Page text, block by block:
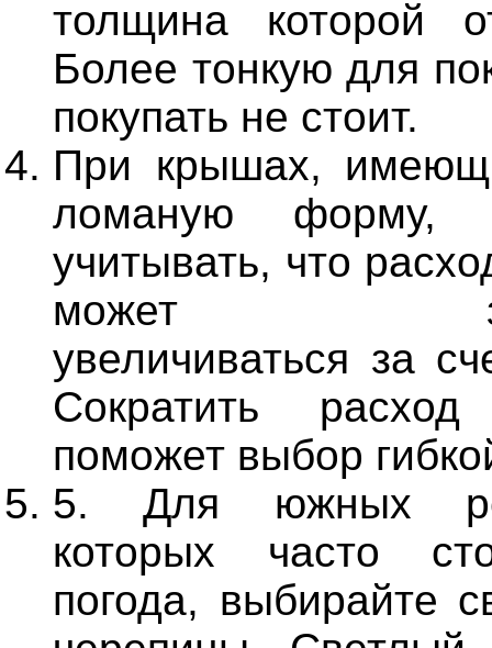
толщина которой
Более тонкую для
покупать не стоит.
При крышах,
ломаную форму,
учитывать, что
может
увеличиваться за
Сократить
поможет выбор
5. Для южных
которых часто
погода, выбирайте